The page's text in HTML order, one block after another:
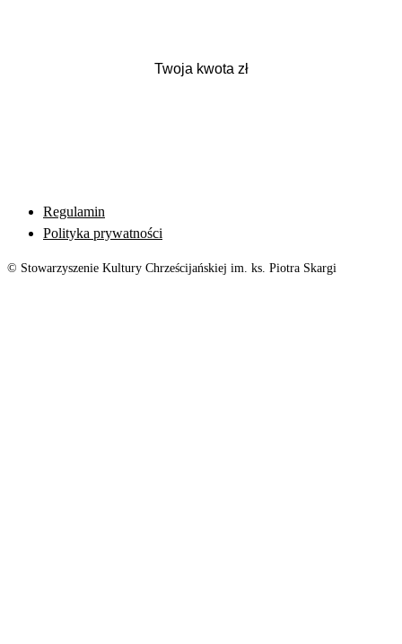
Regulamin
Polityka prywatności
© Stowarzyszenie Kultury Chrześcijańskiej im. ks. Piotra Skargi